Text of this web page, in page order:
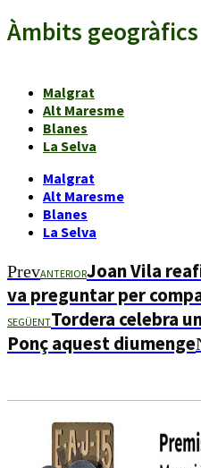
Àmbits geogràfics
Malgrat
Alt Maresme
Blanes
La Selva
Malgrat
Alt Maresme
Blanes
La Selva
PrevANTERIORJoan Vila
va preguntar per
SEGÜENTTordera celebra
Ponç aquest diumenge